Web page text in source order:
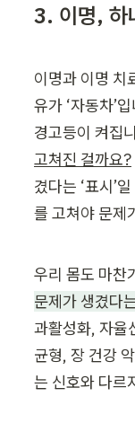
3. 이명, 하
이명과 이명 치
유가 ‘자동차’
경고등이 켜집
고쳐진 걸까요?
겼다는 ‘표시’
를 고쳐야 문제
우리 몸도 마찬
문제가 생겼다
과활성화, 자율
균형, 장 건강
는 신호와 다르